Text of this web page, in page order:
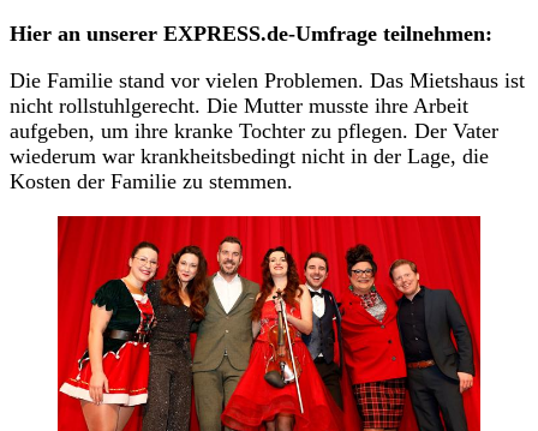
Hier an unserer EXPRESS.de-Umfrage teilnehmen:
Die Familie stand vor vielen Problemen. Das Mietshaus ist
nicht rollstuhlgerecht. Die Mutter musste ihre Arbeit
aufgeben, um ihre kranke Tochter zu pflegen. Der Vater
wiederum war krankheitsbedingt nicht in der Lage, die
Kosten der Familie zu stemmen.